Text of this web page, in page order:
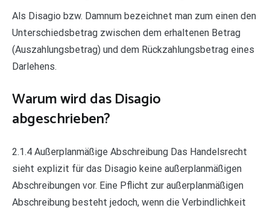
Als Disagio bzw. Damnum bezeichnet man zum einen den
Unterschiedsbetrag zwischen dem erhaltenen Betrag
(Auszahlungsbetrag) und dem Rückzahlungsbetrag eines
Darlehens.
Warum wird das Disagio
abgeschrieben?
2.1.4 Außerplanmäßige Abschreibung Das Handelsrecht
sieht explizit für das Disagio keine außerplanmäßigen
Abschreibungen vor. Eine Pflicht zur außerplanmäßigen
Abschreibung besteht jedoch, wenn die Verbindlichkeit